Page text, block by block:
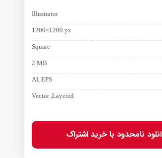
Illustrator
1200×1200 px
Square
2 MB
AI, EPS
Vector ,Layered
نامحدود با خرید اشتراک